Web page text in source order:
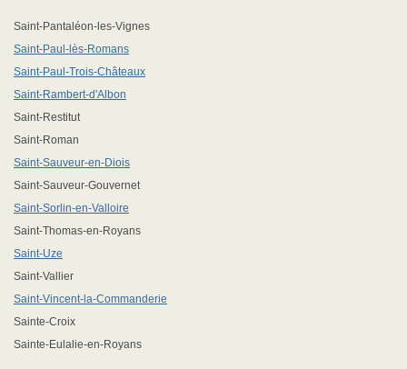
Saint-Pantaléon-les-Vignes
Saint-Paul-lès-Romans
Saint-Paul-Trois-Châteaux
Saint-Rambert-d'Albon
Saint-Restitut
Saint-Roman
Saint-Sauveur-en-Diois
Saint-Sauveur-Gouvernet
Saint-Sorlin-en-Valloire
Saint-Thomas-en-Royans
Saint-Uze
Saint-Vallier
Saint-Vincent-la-Commanderie
Sainte-Croix
Sainte-Eulalie-en-Royans